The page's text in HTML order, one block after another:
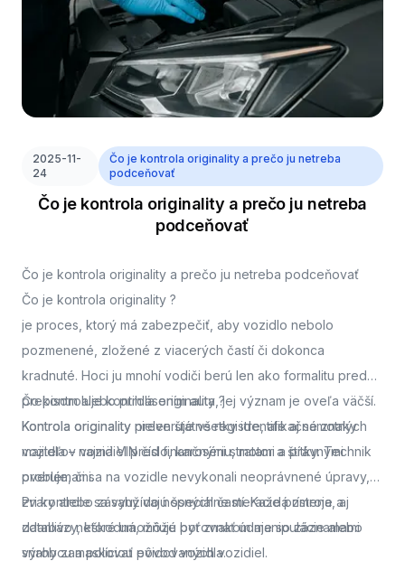
2025-11-
24
Čo je kontrola originality a prečo ju netreba
podceňovať
Čo je kontrola originality a prečo ju netreba
podceňovať
Čo je kontrola originality a prečo ju netreba podceňovať
Čo je kontrola originality ?
je proces, ktorý má zabezpečiť, aby vozidlo nebolo
pozmenené, zložené z viacerých častí či dokonca
kradnuté. Hoci ju mnohí vodiči berú len ako formalitu pred
prepisom alebo prihlásením auta, jej význam je oveľa väčší.
Kontrola originality nielen štátne registre, ale aj samotných
majiteľov vozidiel pred finančnými stratami a právnymi
problémami.
Čo kontroluje kontrola originality ?
Kontrola originality preveruje všetky identifikačné znaky
vozidla – najmä VIN číslo, karosériu, motor a štítky. Technik
overuje, či sa na vozidle nevykonali neoprávnené úpravy,
zvary alebo zásahy do nosných častí. Každá zmena, aj
zdanlivo neškodná, môže byť znakom manipulácie alebo
snahy zamaskovať pôvod vozidla.
Pri kontrole sa využívajú špeciálne meracie prístroje a
databázy, ktoré umožňujú porovnať údaje so záznamami
výrobcu a políciou evidovaných vozidiel.